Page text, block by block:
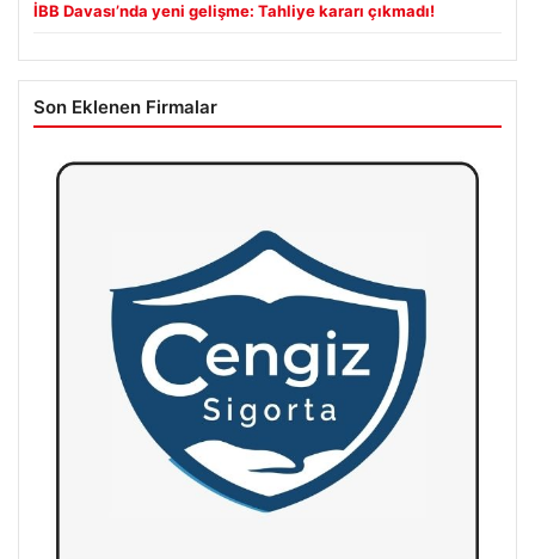
İBB Davası’nda yeni gelişme: Tahliye kararı çıkmadı!
Son Eklenen Firmalar